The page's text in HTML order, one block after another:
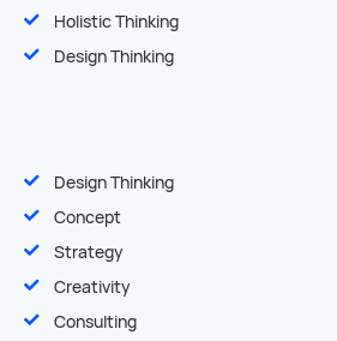
Holistic Thinking
Design Thinking
Design Thinking
Concept
Strategy
Creativity
Consulting